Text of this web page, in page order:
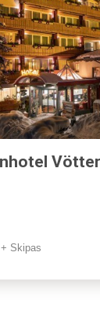
Skipas